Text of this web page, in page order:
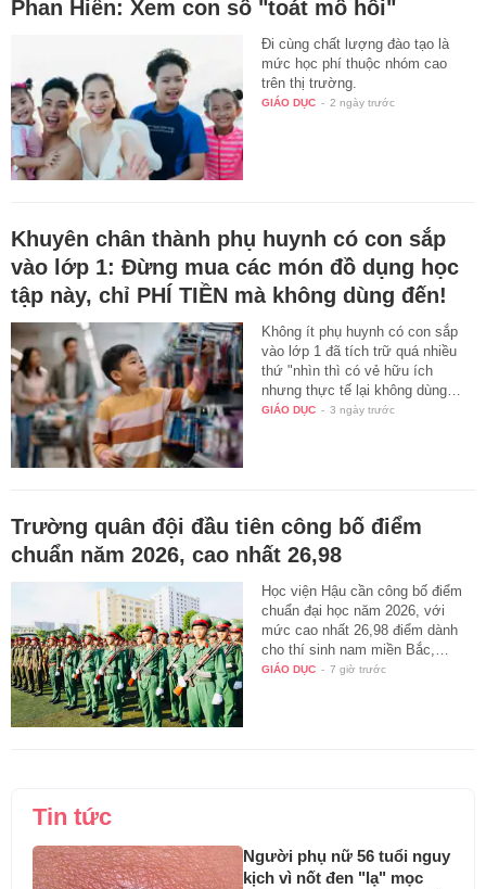
Phan Hiển: Xem con số "toát mồ hôi"
Đi cùng chất lượng đào tạo là
mức học phí thuộc nhóm cao
trên thị trường.
GIÁO DỤC - 2 ngày trước
Khuyên chân thành phụ huynh có con sắp
vào lớp 1: Đừng mua các món đồ dụng học
tập này, chỉ PHÍ TIỀN mà không dùng đến!
Không ít phụ huynh có con sắp
vào lớp 1 đã tích trữ quá nhiều
thứ "nhìn thì có vẻ hữu ích
nhưng thực tế lại không dùng…
GIÁO DỤC - 3 ngày trước
Trường quân đội đầu tiên công bố điểm
chuẩn năm 2026, cao nhất 26,98
Học viện Hậu cần công bố điểm
chuẩn đại học năm 2026, với
mức cao nhất 26,98 điểm dành
cho thí sinh nam miền Bắc,…
GIÁO DỤC - 7 giờ trước
Tin tức
Người phụ nữ 56 tuổi nguy
kịch vì nốt đen "lạ" mọc